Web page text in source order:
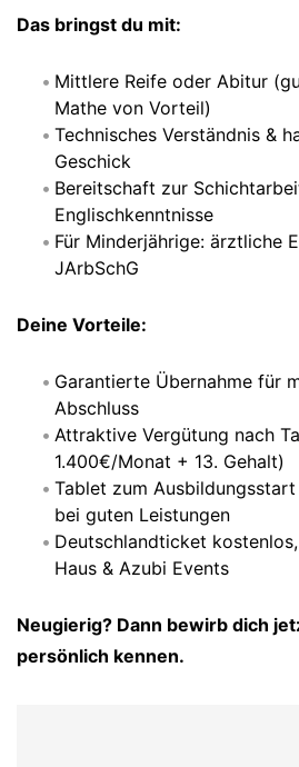
Das bringst du mit:
Mittlere Reife oder Abitur
Mathe von Vorteil)
Technisches Verständnis &
Geschick
Bereitschaft zur
Englischkenntnisse
Für Minderjährige: ärztliche
JArbSchG
Deine Vorteile:
Garantierte Übernahme für
Abschluss
Attraktive Vergütung nach
1.400€/Monat + 13. Gehalt)
Tablet zum
bei guten Leistungen
Deutschlandticket
Haus & Azubi Events
Neugierig? Dann bewirb dich
persönlich kennen.